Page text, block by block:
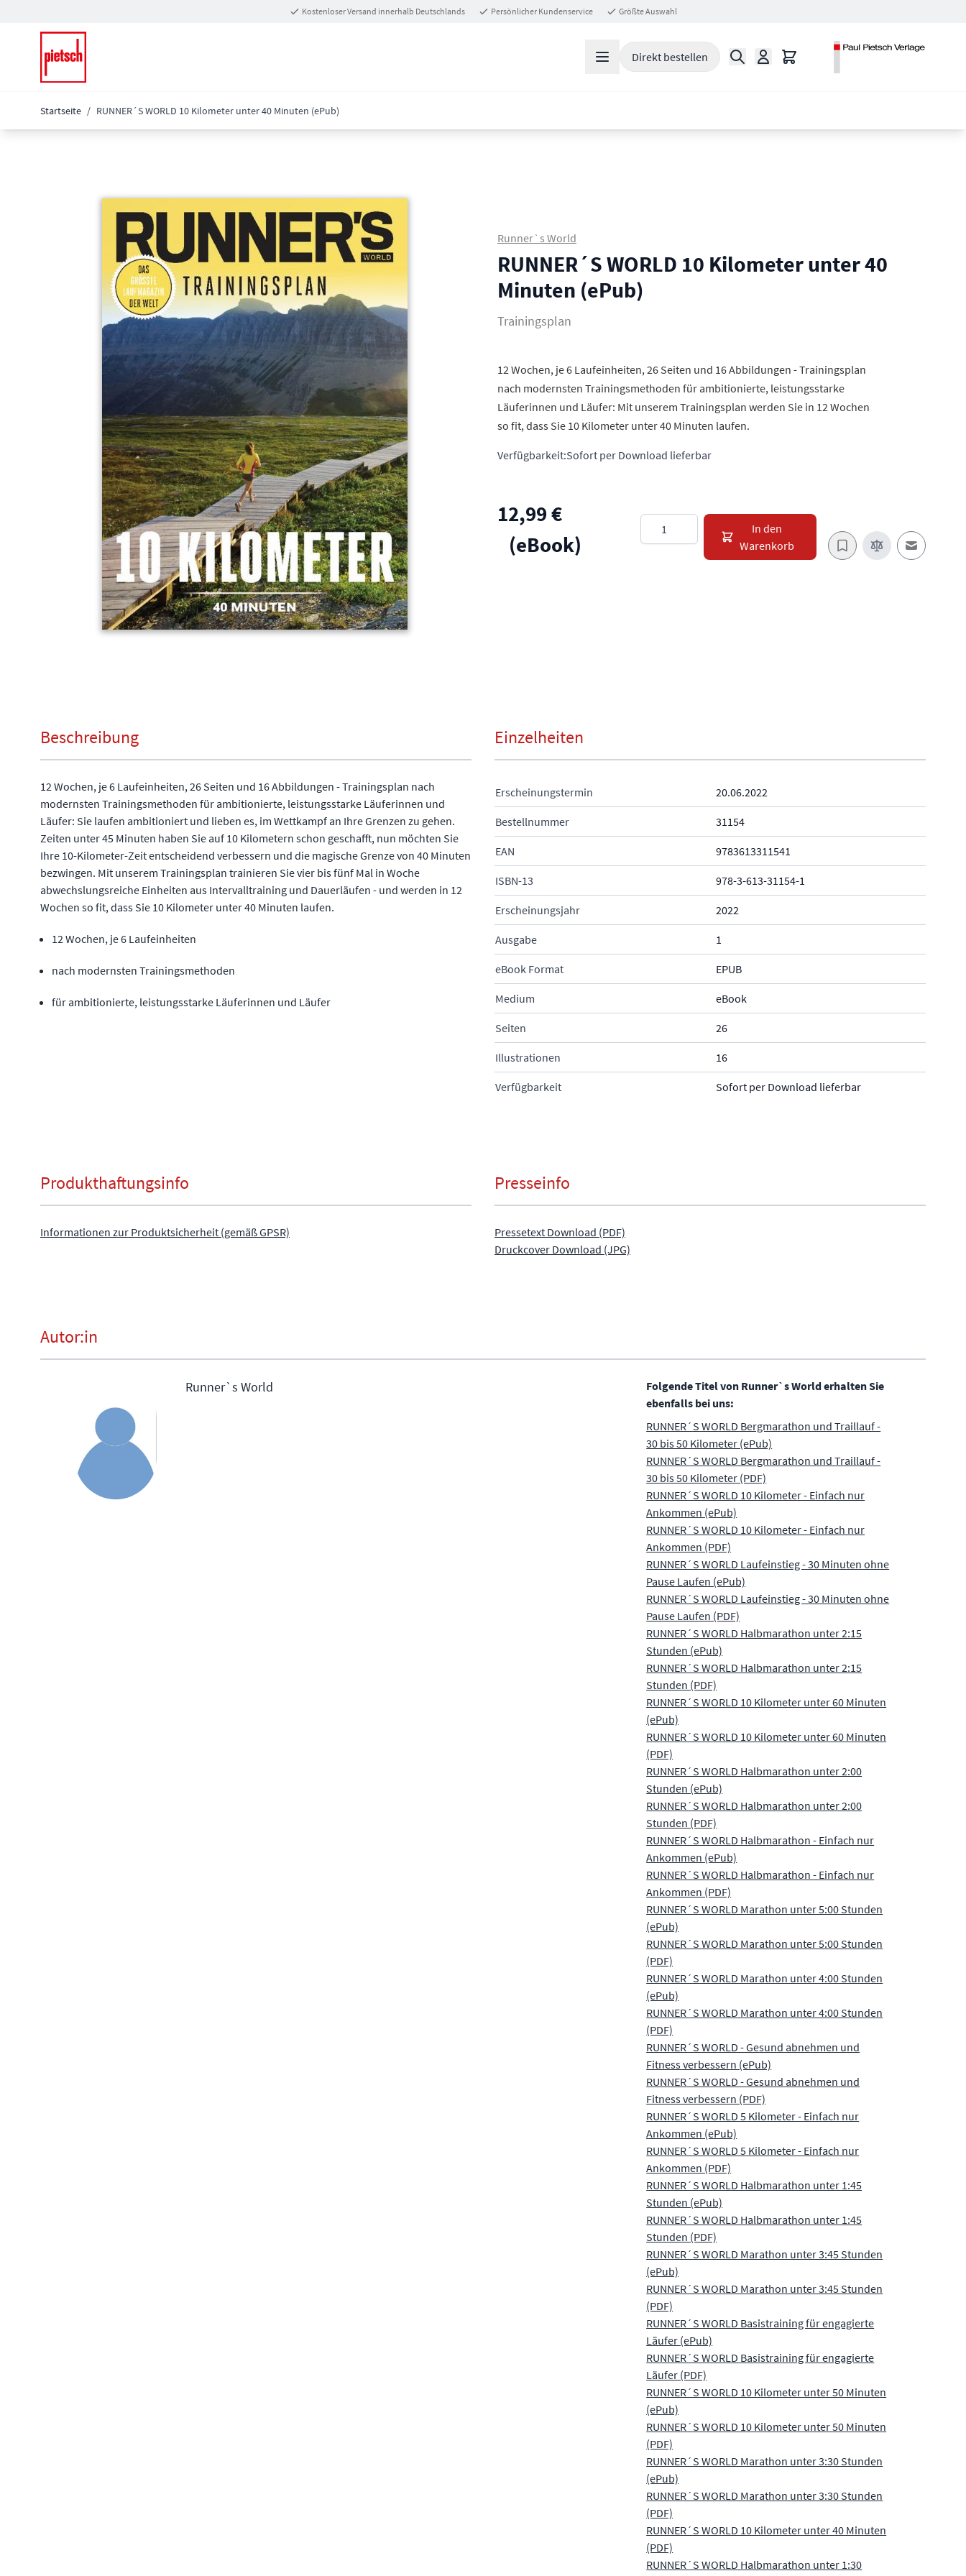
Kostenloser Versand innerhalb Deutschlands Persönlicher Kundenservice Größte Auswahl
Direkt bestellen Suche Warenkorb
Startseite / RUNNER´S WORLD 10 Kilometer unter 40 Minuten (ePub)
Runner`s World
RUNNER´S WORLD 10 Kilometer unter 40
Minuten (ePub)
Trainingsplan
12 Wochen, je 6 Laufeinheiten, 26 Seiten und 16 Abbildungen - Trainingsplan
nach modernsten Trainingsmethoden für ambitionierte, leistungsstarke
Läuferinnen und Läufer: Mit unserem Trainingsplan werden Sie in 12 Wochen
so fit, dass Sie 10 Kilometer unter 40 Minuten laufen.
Verfügbarkeit:Sofort per Download lieferbar
12,99 €
(eBook)
Menge
In den
Warenkorb
E-Mail an
Beschreibung
12 Wochen, je 6 Laufeinheiten, 26 Seiten und 16 Abbildungen - Trainingsplan nach
modernsten Trainingsmethoden für ambitionierte, leistungsstarke Läuferinnen und
Läufer: Sie laufen ambitioniert und lieben es, im Wettkampf an Ihre Grenzen zu gehen.
Zeiten unter 45 Minuten haben Sie auf 10 Kilometern schon geschafft, nun möchten Sie
Ihre 10-Kilometer-Zeit entscheidend verbessern und die magische Grenze von 40 Minuten
bezwingen. Mit unserem Trainingsplan trainieren Sie vier bis fünf Mal in Woche
abwechslungsreiche Einheiten aus Intervalltraining und Dauerläufen - und werden in 12
Wochen so fit, dass Sie 10 Kilometer unter 40 Minuten laufen.
12 Wochen, je 6 Laufeinheiten
nach modernsten Trainingsmethoden
für ambitionierte, leistungsstarke Läuferinnen und Läufer
Einzelheiten
Erscheinungstermin 20.06.2022
Bestellnummer 31154
EAN 9783613311541
ISBN-13 978-3-613-31154-1
Erscheinungsjahr 2022
Ausgabe 1
eBook Format EPUB
Medium eBook
Seiten 26
Illustrationen 16
Verfügbarkeit Sofort per Download lieferbar
Produkthaftungsinfo
Informationen zur Produktsicherheit (gemäß GPSR)
Presseinfo
Pressetext Download (PDF)
Druckcover Download (JPG)
Autor:in
Runner`s World
Folgende Titel von Runner`s World erhalten Sie
ebenfalls bei uns:
RUNNER´S WORLD Bergmarathon und Traillauf -
30 bis 50 Kilometer (ePub)
RUNNER´S WORLD Bergmarathon und Traillauf -
30 bis 50 Kilometer (PDF)
RUNNER´S WORLD 10 Kilometer - Einfach nur
Ankommen (ePub)
RUNNER´S WORLD 10 Kilometer - Einfach nur
Ankommen (PDF)
RUNNER´S WORLD Laufeinstieg - 30 Minuten ohne
Pause Laufen (ePub)
RUNNER´S WORLD Laufeinstieg - 30 Minuten ohne
Pause Laufen (PDF)
RUNNER´S WORLD Halbmarathon unter 2:15
Stunden (ePub)
RUNNER´S WORLD Halbmarathon unter 2:15
Stunden (PDF)
RUNNER´S WORLD 10 Kilometer unter 60 Minuten
(ePub)
RUNNER´S WORLD 10 Kilometer unter 60 Minuten
(PDF)
RUNNER´S WORLD Halbmarathon unter 2:00
Stunden (ePub)
RUNNER´S WORLD Halbmarathon unter 2:00
Stunden (PDF)
RUNNER´S WORLD Halbmarathon - Einfach nur
Ankommen (ePub)
RUNNER´S WORLD Halbmarathon - Einfach nur
Ankommen (PDF)
RUNNER´S WORLD Marathon unter 5:00 Stunden
(ePub)
RUNNER´S WORLD Marathon unter 5:00 Stunden
(PDF)
RUNNER´S WORLD Marathon unter 4:00 Stunden
(ePub)
RUNNER´S WORLD Marathon unter 4:00 Stunden
(PDF)
RUNNER´S WORLD - Gesund abnehmen und
Fitness verbessern (ePub)
RUNNER´S WORLD - Gesund abnehmen und
Fitness verbessern (PDF)
RUNNER´S WORLD 5 Kilometer - Einfach nur
Ankommen (ePub)
RUNNER´S WORLD 5 Kilometer - Einfach nur
Ankommen (PDF)
RUNNER´S WORLD Halbmarathon unter 1:45
Stunden (ePub)
RUNNER´S WORLD Halbmarathon unter 1:45
Stunden (PDF)
RUNNER´S WORLD Marathon unter 3:45 Stunden
(ePub)
RUNNER´S WORLD Marathon unter 3:45 Stunden
(PDF)
RUNNER´S WORLD Basistraining für engagierte
Läufer (ePub)
RUNNER´S WORLD Basistraining für engagierte
Läufer (PDF)
RUNNER´S WORLD 10 Kilometer unter 50 Minuten
(ePub)
RUNNER´S WORLD 10 Kilometer unter 50 Minuten
(PDF)
RUNNER´S WORLD Marathon unter 3:30 Stunden
(ePub)
RUNNER´S WORLD Marathon unter 3:30 Stunden
(PDF)
RUNNER´S WORLD 10 Kilometer unter 40 Minuten
(PDF)
RUNNER´S WORLD Halbmarathon unter 1:30